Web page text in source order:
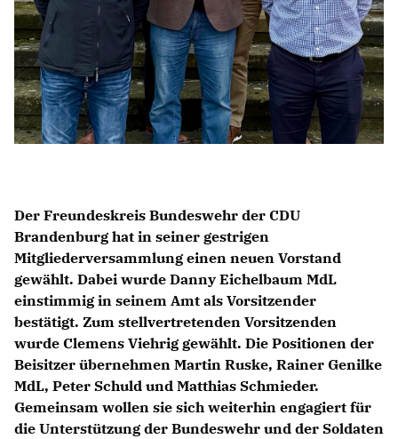
Der Freundeskreis Bundeswehr der CDU
Brandenburg hat in seiner gestrigen
Mitgliederversammlung einen neuen Vorstand
gewählt. Dabei wurde Danny Eichelbaum MdL
einstimmig in seinem Amt als Vorsitzender
bestätigt. Zum stellvertretenden Vorsitzenden
wurde Clemens Viehrig gewählt. Die Positionen der
Beisitzer übernehmen Martin Ruske, Rainer Genilke
MdL, Peter Schuld und Matthias Schmieder.
Gemeinsam wollen sie sich weiterhin engagiert für
die Unterstützung der Bundeswehr und der Soldaten